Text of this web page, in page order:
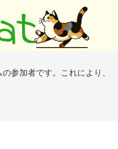
参加者です。これにより、